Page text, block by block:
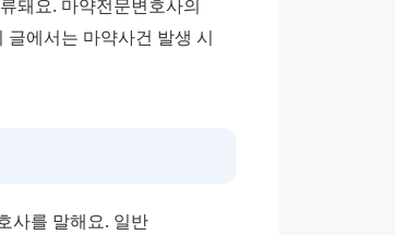
돼요. 마약전문변호사의
에서는 마약사건 발생 시
사를 말해요. 일반